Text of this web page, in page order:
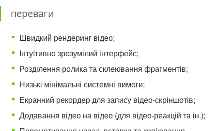
переваги
Швидкий рендеринг відео;
Інтуїтивно зрозумілий інтерфейс;
Розділення ролика та склеювання фрагментів;
Низькі мінімальні системні вимоги;
Екранний рекордер для запису відео-скріншотів;
Додавання відео на відео (для відео-реакцій та ін.);